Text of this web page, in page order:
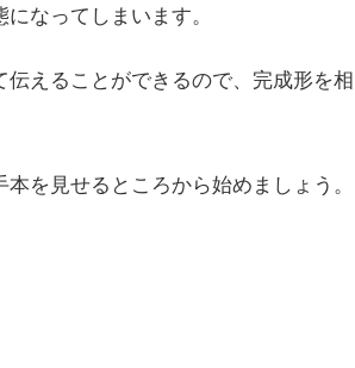
なってしまいます。
えることができるので、完成形を相
を見せるところから始めましょう。